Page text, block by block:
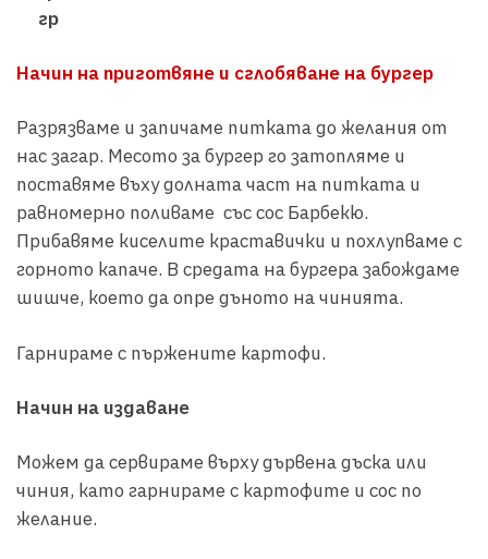
гр
Начин на приготвяне и сглобяване на бургер
Разрязваме и запичаме питката до желания от
нас загар. Месото за бургер го затопляме и
поставяме въху долната част на питката и
равномерно поливаме със сос Барбекю.
Прибавяме киселите краставички и похлупваме с
горното капаче. В средата на бургера забождаме
шишче, което да опре дъното на чинията.
Гарнираме с пържените картофи.
Начин на издаване
Можем да сервираме върху дървена дъска или
чиния, като гарнираме с картофите и сос по
желание.